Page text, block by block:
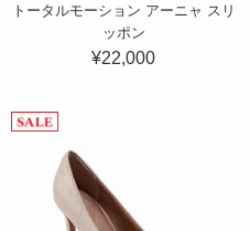
トータルモーション アーニャ スリ
ッポン
¥22,000